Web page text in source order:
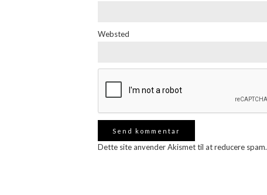
Websted
Dette site anvender Akismet til at reducere spam.